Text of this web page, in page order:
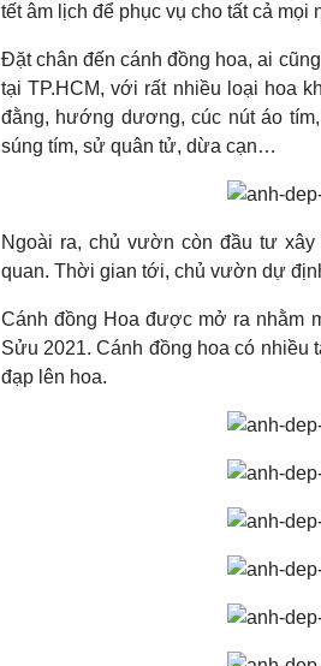
tết âm lịch để phục vụ cho tất cả
Đặt chân đến cánh đồng hoa, ai
tại TP.HCM, với rất nhiều loại hoa
đằng, hướng dương, cúc nút áo
súng tím, sử quân tử, dừa cạn…
Ngoài ra, chủ vườn còn đầu tư
quan. Thời gian tới, chủ vườn dự
Cánh đồng Hoa được mở ra nhằm
Sửu 2021. Cánh đồng hoa có nhiều
đạp lên hoa.